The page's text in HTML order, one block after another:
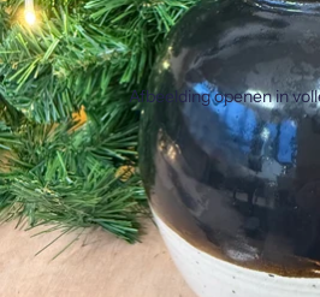
Afbeelding openen in